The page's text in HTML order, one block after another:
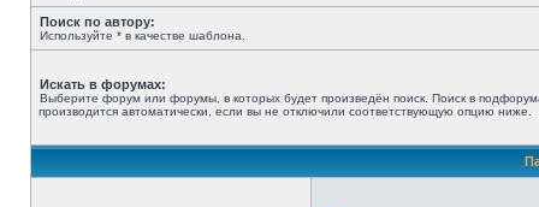
Поиск по автору:
Используйте * в качестве шаблона.
Искать в форумах:
Выберите форум или форумы, в которых будет произведён поиск. Поиск в
производится автоматически, если вы не отключили соответствующую опцию ниже.